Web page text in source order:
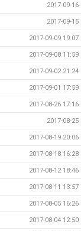
2017-09-16
2017-09-15
2017-09-09 19:07
2017-09-08 11:59
2017-09-02 21:24
2017-09-01 17:59
2017-08-26 17:16
2017-08-25
2017-08-19 20:06
2017-08-18 16:28
2017-08-12 18:46
2017-08-11 13:57
2017-08-05 16:26
2017-08-04 12:50